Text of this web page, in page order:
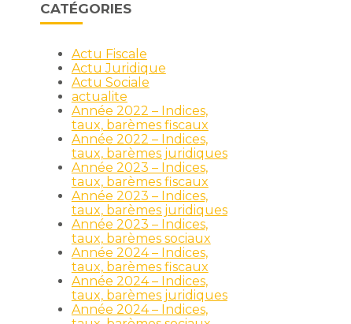
CATÉGORIES
Actu Fiscale
Actu Juridique
Actu Sociale
actualite
Année 2022 – Indices,
taux, barèmes fiscaux
Année 2022 – Indices,
taux, barèmes juridiques
Année 2023 – Indices,
taux, barèmes fiscaux
Année 2023 – Indices,
taux, barèmes juridiques
Année 2023 – Indices,
taux, barèmes sociaux
Année 2024 – Indices,
taux, barèmes fiscaux
Année 2024 – Indices,
taux, barèmes juridiques
Année 2024 – Indices,